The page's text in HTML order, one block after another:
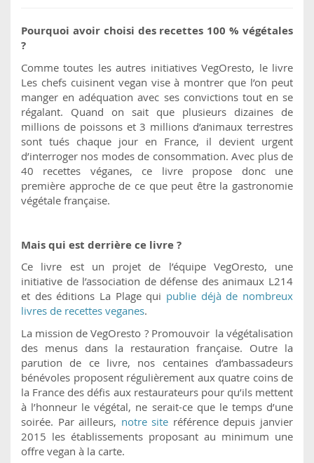
Pourquoi avoir choisi des recettes 100 % végétales
?
Comme toutes les autres initiatives VegOresto, le livre
Les chefs cuisinent vegan vise à montrer que l’on peut
manger en adéquation avec ses convictions tout en se
régalant. Quand on sait que plusieurs dizaines de
millions de poissons et 3 millions d’animaux terrestres
sont tués chaque jour en France, il devient urgent
d’interroger nos modes de consommation. Avec plus de
40 recettes véganes, ce livre propose donc une
première approche de ce que peut être la gastronomie
végétale française.
Mais qui est derrière ce livre ?
Ce livre est un projet de l’équipe VegOresto, une
initiative de l’association de défense des animaux L214
et des éditions La Plage qui publie déjà de nombreux
livres de recettes veganes.
La mission de VegOresto ? Promouvoir la végétalisation
des menus dans la restauration française. Outre la
parution de ce livre, nos centaines d’ambassadeurs
bénévoles proposent régulièrement aux quatre coins de
la France des défis aux restaurateurs pour qu’ils mettent
à l’honneur le végétal, ne serait-ce que le temps d’une
soirée. Par ailleurs, notre site référence depuis janvier
2015 les établissements proposant au minimum une
offre vegan à la carte.